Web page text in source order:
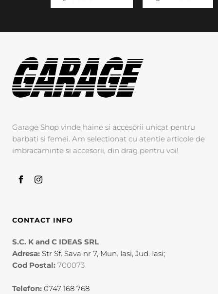
Garage Shop vinde haine si accesorii unicat pentru
barbati si femei. Am selectionat cu atentie articole de
imbracaminte si accesorii, din drag pentru voi!
CONTACT INFO
S.C. K and C IDEAS SRL
Adresa: Str Sf. Sava nr 7, Mun. Iasi, Jud. Iasi;
Cod Postal: 700073
Telefon: 0747 168 768